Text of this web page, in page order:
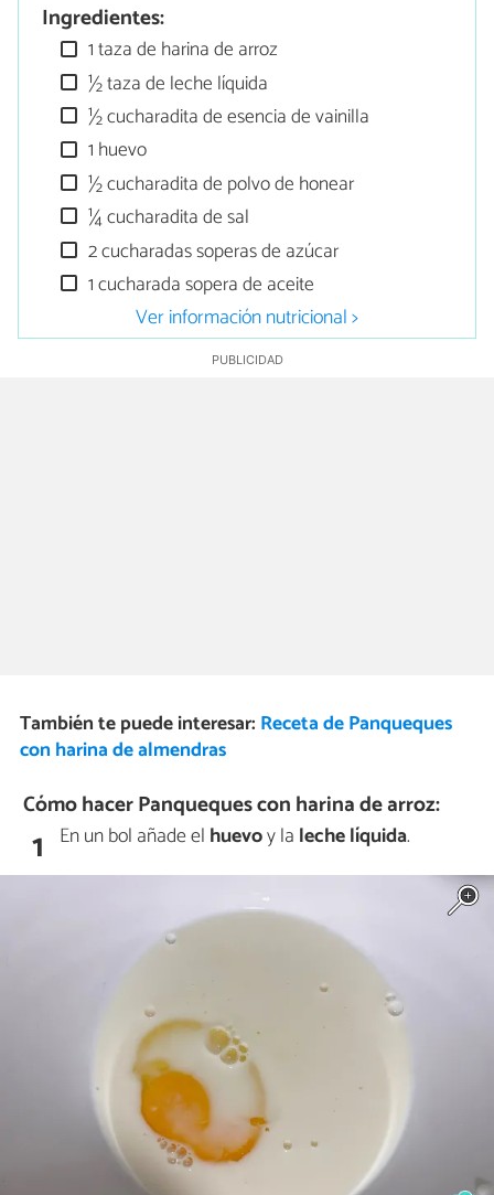
Ingredientes:
1 taza de harina de arroz
½ taza de leche líquida
½ cucharadita de esencia de vainilla
1 huevo
½ cucharadita de polvo de honear
¼ cucharadita de sal
2 cucharadas soperas de azúcar
1 cucharada sopera de aceite
Ver información nutricional >
También te puede interesar: Receta de Panqueques
con harina de almendras
Cómo hacer Panqueques con harina de arroz:
1 En un bol añade el huevoy la leche líquida.